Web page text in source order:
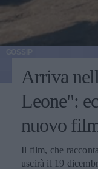
Arriva
Leone":
nuovo
Il film, che
uscirà il 19